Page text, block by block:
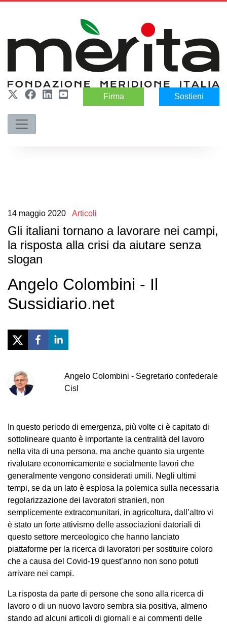
Firma Sostieni
14 maggio 2020 Articoli
Gli italiani tornano a lavorare nei campi,
la risposta alla crisi da aiutare senza
slogan
Angelo Colombini - Il
Sussidiario.net
Angelo Colombini - Segretario confederale
Cisl
In questo periodo di emergenza, più volte ci è capitato di
sottolineare quanto è importante la centralità del lavoro
nella vita di una persona, ma anche quanto sia urgente
rivalutare economicamente e socialmente lavori che
generalmente vengono considerati umili. Negli ultimi
tempi, se da un lato è esplosa la polemica sulla necessaria
regolarizzazione dei lavoratori stranieri, non
semplicemente extracomunitari, in agricoltura, dall’altro vi
è stato un forte attivismo delle associazioni datoriali di
questo settore merceologico che hanno lanciato
piattaforme per la ricerca di lavoratori per sostituire coloro
che a causa del Covid-19 quest’anno non sono potuti
arrivare nei campi.
La risposta da parte di persone che sono alla ricerca di
lavoro o di un nuovo lavoro sembra sia positiva, almeno
stando ad alcuni articoli di giornali e ai commenti delle